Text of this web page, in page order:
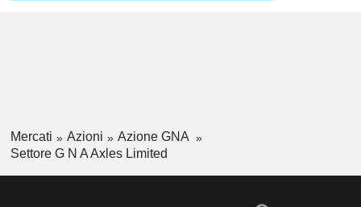
Mercati Azioni
Azione GNA
Settore G N A Axles Limited